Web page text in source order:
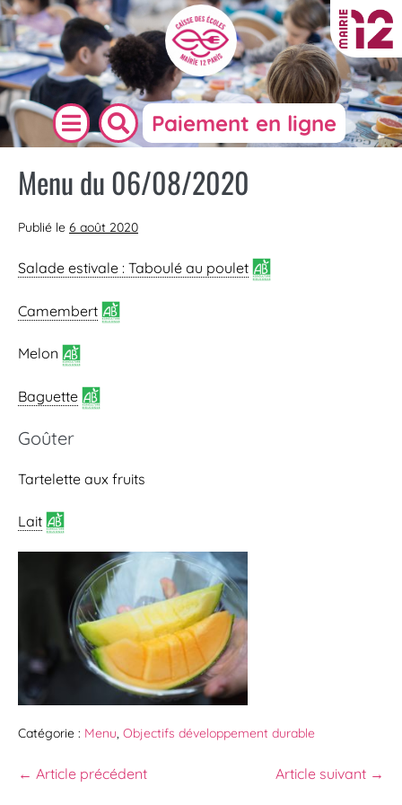
Paiement en ligne
Menu du 06/08/2020
Publié le 6 août 2020
Salade estivale : Taboulé au poulet
Camembert
Melon
Baguette
Goûter
Tartelette aux fruits
Lait
Catégorie : Menu, Objectifs développement durable
← Article précédent Article suivant →